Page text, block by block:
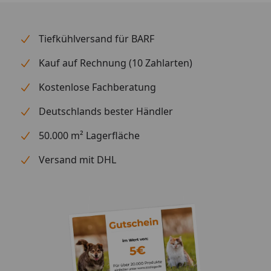
90,00 - 100,00kg / 795 - 860g
Tiefkühlversand für BARF
Kauf auf Rechnung (10 Zahlarten)
Kostenlose Fachberatung
Deutschlands bester Händler
50.000 m² Lagerfläche
Versand mit DHL